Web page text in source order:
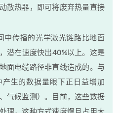
散热器，即可将废弃热量直接
中传播的光学激光链路比地面
潜在速度快出40%以上。这是
面电缆路径非直线造成的。与
生的数据量眼下正日益增加
气候监测）。目前，这些数据